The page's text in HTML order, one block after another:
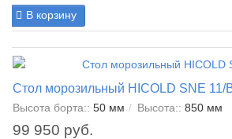
В корзину
Стол морозильный HICOLD SNE 11/
Высота борта:: 50 мм Высота:: 850 мм
99 950 руб.